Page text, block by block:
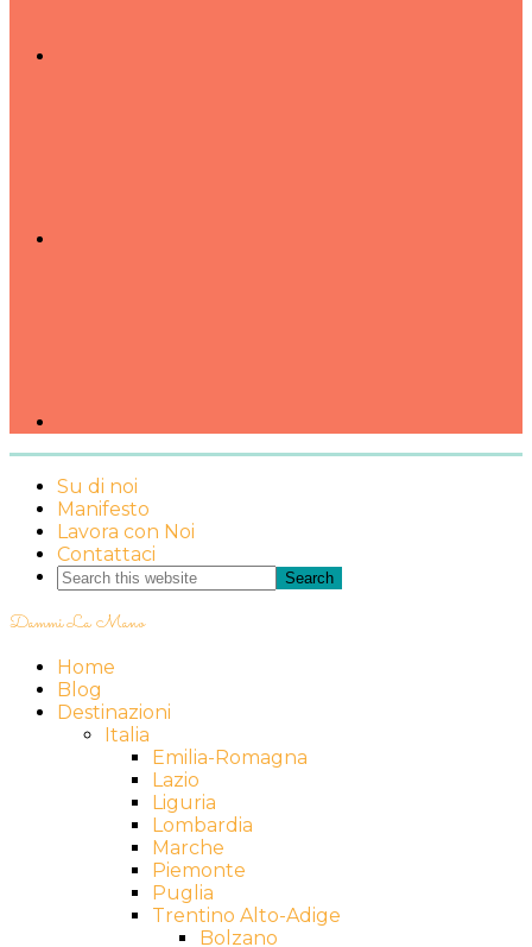
Su di noi
Manifesto
Lavora con Noi
Contattaci
Dammi La Mano
Home
Blog
Destinazioni
Italia
Emilia-Romagna
Lazio
Liguria
Lombardia
Marche
Piemonte
Puglia
Trentino Alto-Adige
Bolzano